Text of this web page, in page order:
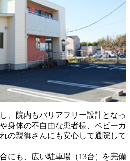
、院内もバリアフリー設計となっ
身体の不自由な患者様、ベビーカ
の親御さんにも安心して通院して
にも、広い駐車場（13台）を完備